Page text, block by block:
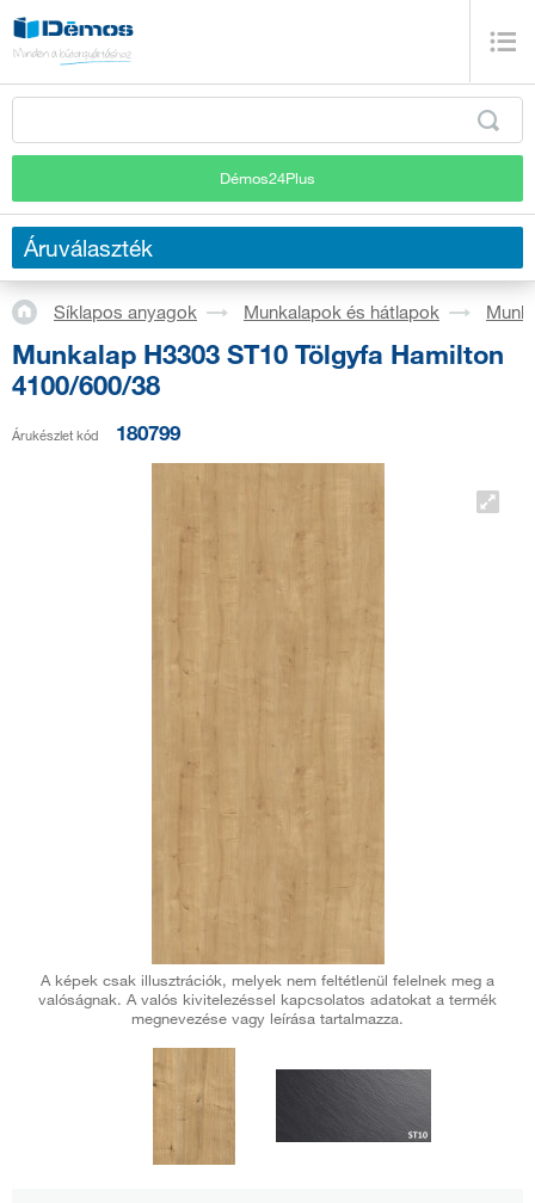
Démos24Plus
Áruválaszték
Síklapos anyagok Munkalapok és hátlapok
Munkalap H3303 ST10 Tölgyfa Hamilton
4100/600/38
Árukészlet kód 180799
A képek csak illusztrációk, melyek nem feltétlenül felelnek meg a
valóságnak. A valós kivitelezéssel kapcsolatos adatokat a termék
megnevezése vagy leírása tartalmazza.